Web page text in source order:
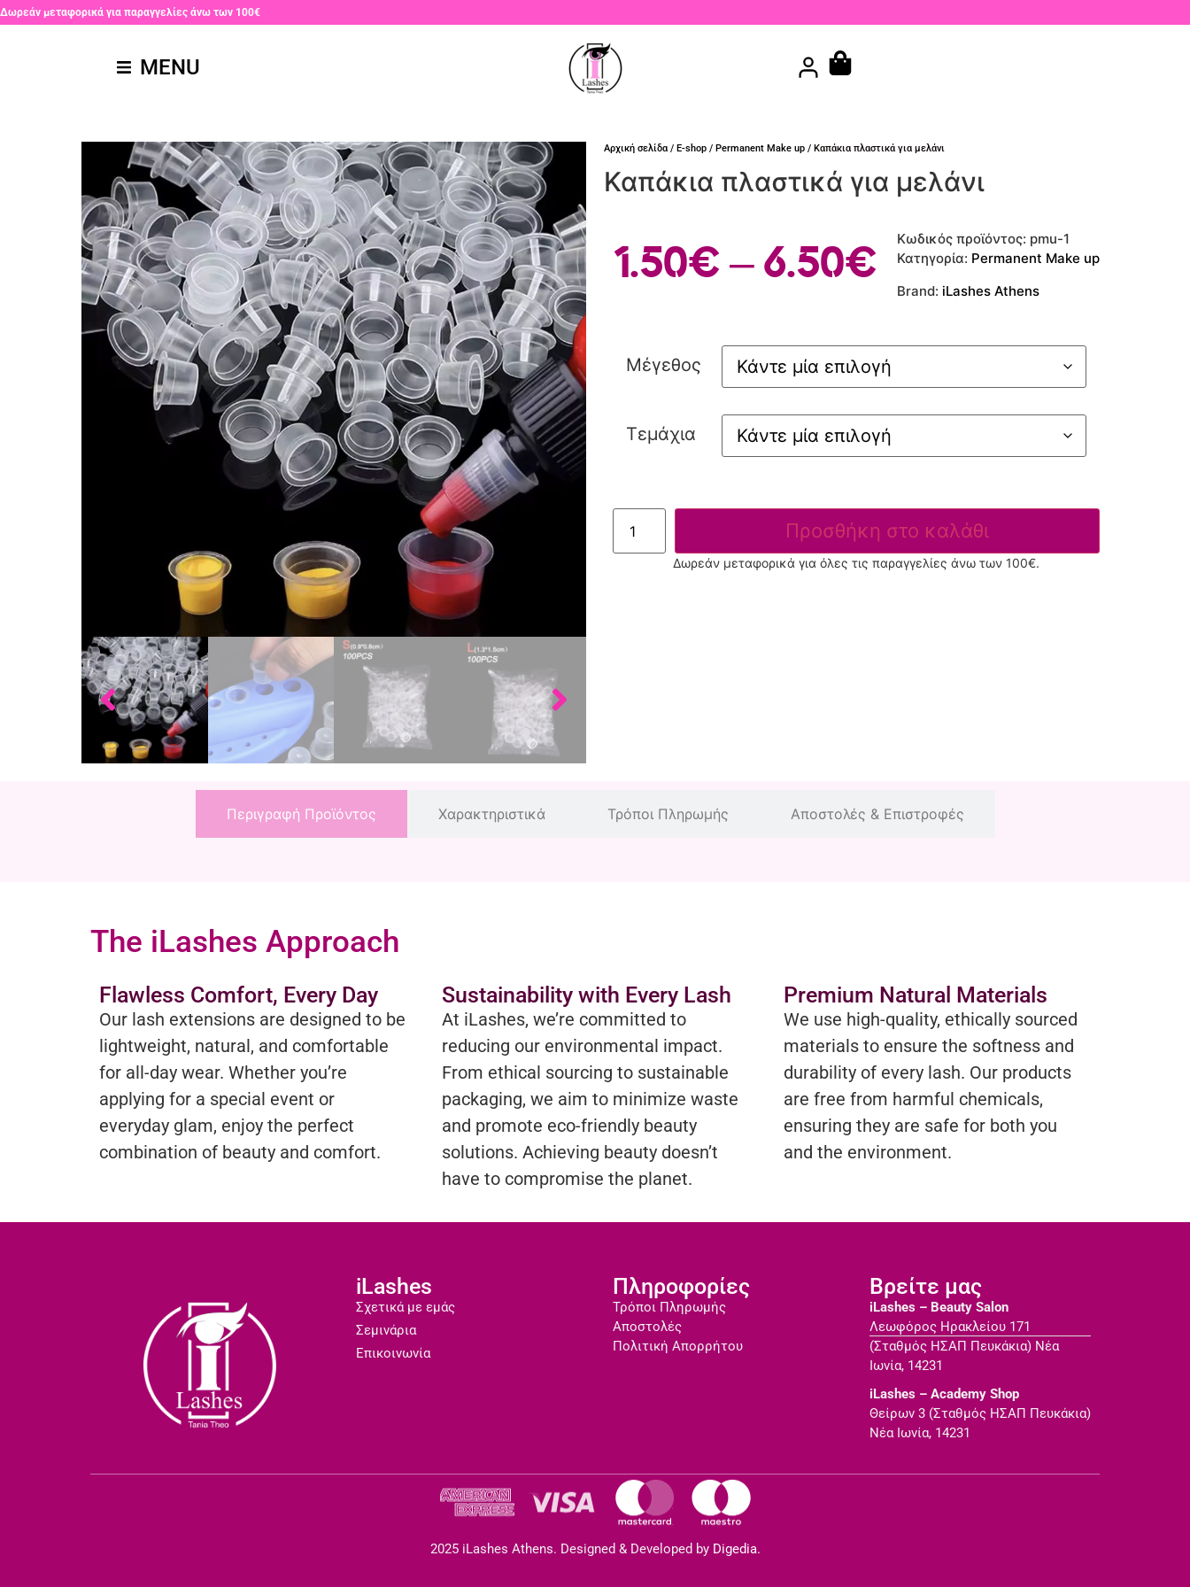
Δωρεάν μεταφορικά για παραγγελίες άνω των 100€
MENU
Αρχική σελίδα / E-shop / Permanent Make up / Καπάκια πλαστικά για μελάνι
Καπάκια πλαστικά για μελάνι
1.50€ –6.50€ Κωδικός προϊόντος: pmu-1
Κατηγορία: Permanent Make up
Brand: iLashes Athens
Μέγεθος
Τεμάχια
Προσθήκη στο καλάθι
Δωρεάν μεταφορικά για όλες τις παραγγελίες άνω των 100€.
Περιγραφή Προϊόντος Χαρακτηριστικά Τρόποι Πληρωμής Αποστολές & Επιστροφές
The iLashes Approach
Flawless Comfort, Every Day
Our lash extensions are designed to be
lightweight, natural, and comfortable
for all-day wear. Whether you’re
applying for a special event or
everyday glam, enjoy the perfect
combination of beauty and comfort.
Sustainability with Every Lash
At iLashes, we’re committed to
reducing our environmental impact.
From ethical sourcing to sustainable
packaging, we aim to minimize waste
and promote eco-friendly beauty
solutions. Achieving beauty doesn’t
have to compromise the planet.
Premium Natural Materials
We use high-quality, ethically sourced
materials to ensure the softness and
durability of every lash. Our products
are free from harmful chemicals,
ensuring they are safe for both you
and the environment.
iLashes
Σχετικά με εμάς
Σεμινάρια
Επικοινωνία
Πληροφορίες
Τρόποι Πληρωμής
Αποστολές
Πολιτική Απορρήτου
Βρείτε μας
iLashes – Beauty Salon
Λεωφόρος Ηρακλείου 171
(Σταθμός ΗΣΑΠ Πευκάκια) Νέα
Ιωνία, 14231
iLashes – Academy Shop
Θείρων 3 (Σταθμός ΗΣΑΠ Πευκάκια)
Νέα Ιωνία, 14231
2025 iLashes Athens. Designed & Developed by Digedia.